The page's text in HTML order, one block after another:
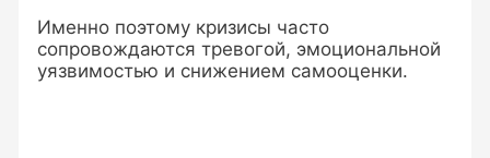
Именно поэтому кризисы часто
сопровождаются тревогой, эмоциональной
уязвимостью и снижением самооценки.